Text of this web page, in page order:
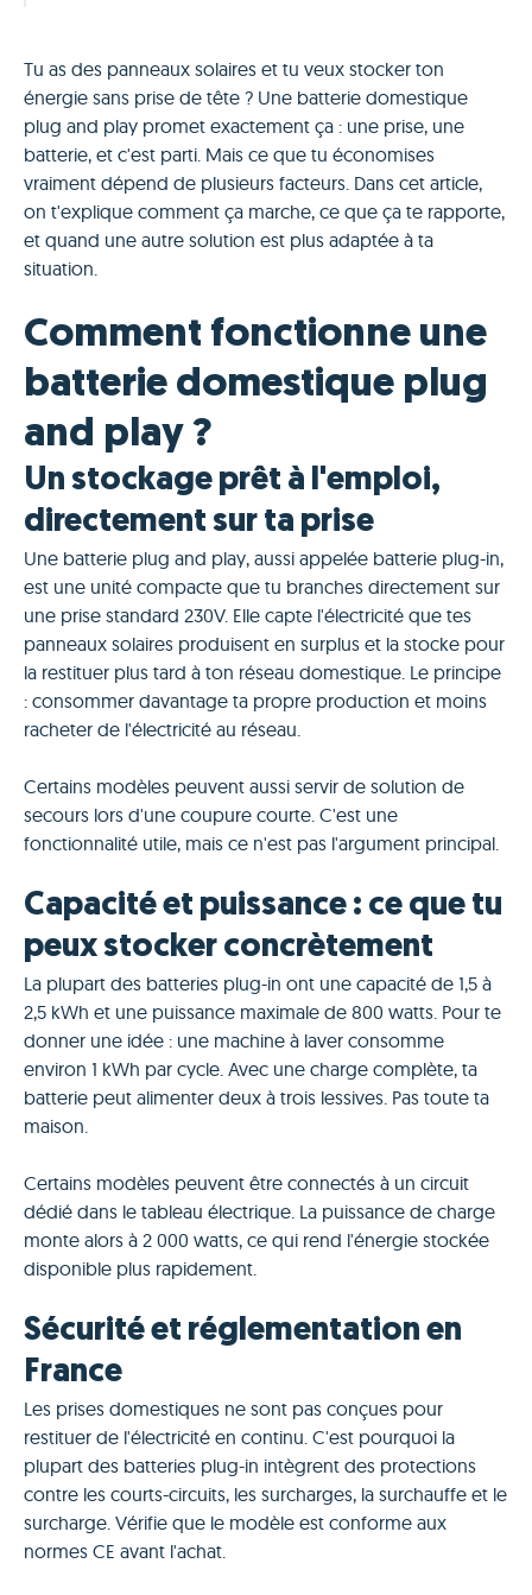
Tu as des panneaux solaires et tu veux stocker ton
énergie sans prise de tête ? Une batterie domestique
plug and play promet exactement ça : une prise, une
batterie, et c'est parti. Mais ce que tu économises
vraiment dépend de plusieurs facteurs. Dans cet article,
on t'explique comment ça marche, ce que ça te rapporte,
et quand une autre solution est plus adaptée à ta
situation.
Comment fonctionne une
batterie domestique plug
and play ?
Un stockage prêt à l'emploi,
directement sur ta prise
Une batterie plug and play, aussi appelée batterie plug-in,
est une unité compacte que tu branches directement sur
une prise standard 230V. Elle capte l'électricité que tes
panneaux solaires produisent en surplus et la stocke pour
la restituer plus tard à ton réseau domestique. Le principe
: consommer davantage ta propre production et moins
racheter de l'électricité au réseau.
Certains modèles peuvent aussi servir de solution de
secours lors d'une coupure courte. C'est une
fonctionnalité utile, mais ce n'est pas l'argument principal.
Capacité et puissance : ce que tu
peux stocker concrètement
La plupart des batteries plug-in ont une capacité de 1,5 à
2,5 kWh et une puissance maximale de 800 watts. Pour te
donner une idée : une machine à laver consomme
environ 1 kWh par cycle. Avec une charge complète, ta
batterie peut alimenter deux à trois lessives. Pas toute ta
maison.
Certains modèles peuvent être connectés à un circuit
dédié dans le tableau électrique. La puissance de charge
monte alors à 2 000 watts, ce qui rend l'énergie stockée
disponible plus rapidement.
Sécurité et réglementation en
France
Les prises domestiques ne sont pas conçues pour
restituer de l'électricité en continu. C'est pourquoi la
plupart des batteries plug-in intègrent des protections
contre les courts-circuits, les surcharges, la surchauffe et le
surcharge. Vérifie que le modèle est conforme aux
normes CE avant l'achat.